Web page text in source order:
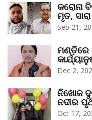
କରୋନା
ମୃତ,
Sep 21,
ମଣ୍ତିରେ
Dec 2,
ନିଖୋଜ
ନଦୀର
Oct 17,